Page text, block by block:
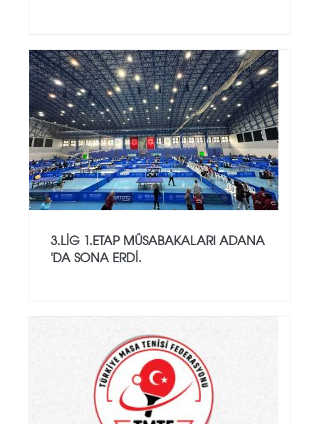
3.LİG 1.ETAP MÜSABAKALARI ADANA
'DA SONA ERDİ.